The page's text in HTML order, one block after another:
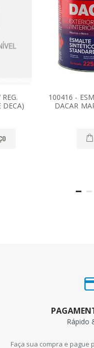
DECA)
100416 -
DACAR
Rápido
Faça sua compra e pague